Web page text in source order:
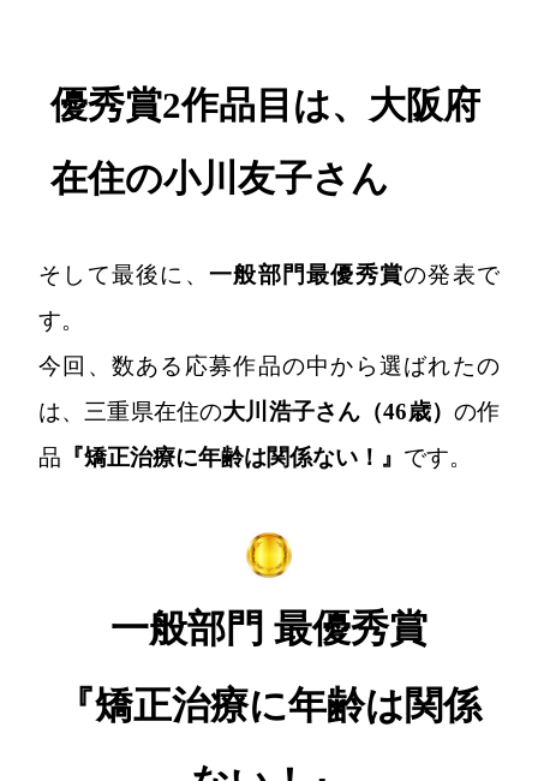
優秀賞2作品目は、大阪府
在住の小川友子さん
そして最後に、 一般部門最優秀賞の発表で
す。
今回、数ある応募作品の中から選ばれたの
は、三重県在住の大川浩子さん（46歳） の作
品 『矯正治療に年齢は関係ない！』 です。
一般部門 最優秀賞
『矯正治療に年齢は関係